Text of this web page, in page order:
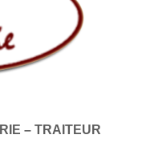
– TRAITEUR